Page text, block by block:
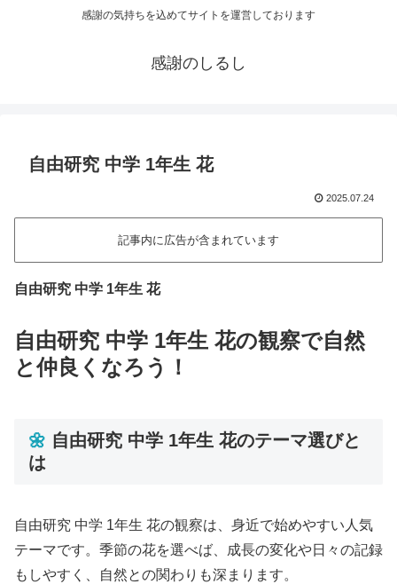
感謝の気持ちを込めてサイトを運営しております
感謝のしるし
自由研究 中学 1年生 花
2025.07.24
記事内に広告が含まれています
自由研究 中学 1年生 花
自由研究 中学 1年生 花の観察で自然
と仲良くなろう！
🌼 自由研究 中学 1年生 花のテーマ選びと
は
自由研究 中学 1年生 花の観察は、身近で始めやすい人気
テーマです。季節の花を選べば、成長の変化や日々の記録
もしやすく、自然との関わりも深まります。